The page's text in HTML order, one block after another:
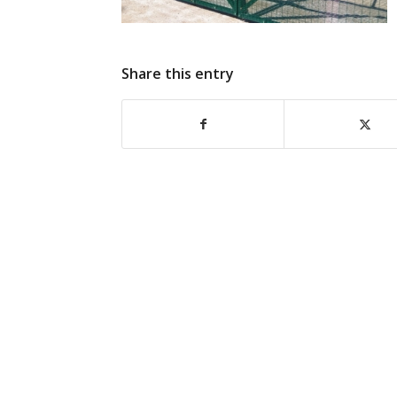
Share this entry